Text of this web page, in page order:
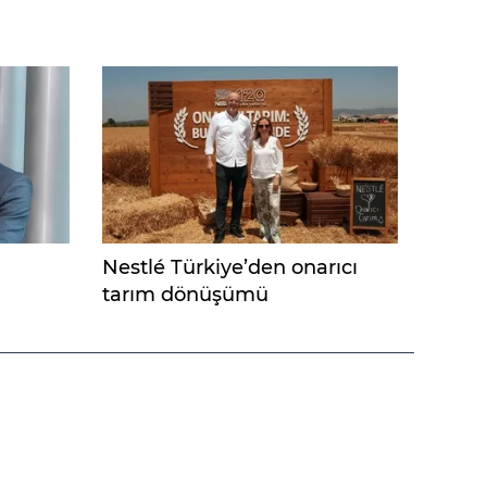
Nestlé Türkiye’den onarıcı
tarım dönüşümü